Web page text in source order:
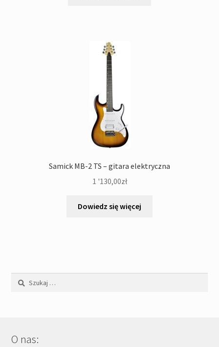
Samick MB-2 TS – gitara elektryczna
1 '130,00zł
Dowiedz się więcej
Szukaj:
O nas: